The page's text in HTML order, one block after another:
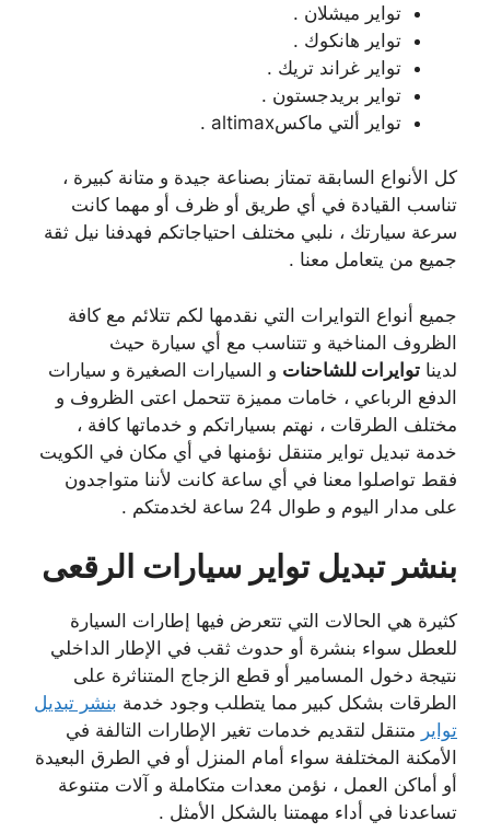
تواير ميشلان .
تواير هانكوك .
تواير غراند تريك .
تواير بريدجستون .
تواير ألتي ماكسaltimax .
كل الأنواع السابقة تمتاز بصناعة جيدة و متانة كبيرة ،
تناسب القيادة في أي طريق أو ظرف أو مهما كانت
سرعة سيارتك ، نلبي مختلف احتياجاتكم فهدفنا نيل ثقة
جميع من يتعامل معنا .
جميع أنواع التوايرات التي نقدمها لكم تتلائم مع كافة
الظروف المناخية و تتناسب مع أي سيارة حيث
لدينا توايرات للشاحنات و السيارات الصغيرة و سيارات
الدفع الرباعي ، خامات مميزة تتحمل اعتى الظروف و
مختلف الطرقات ، نهتم بسياراتكم و خدماتها كافة ،
خدمة تبديل تواير متنقل نؤمنها في أي مكان في الكويت
فقط تواصلوا معنا في أي ساعة كانت لأننا متواجدون
على مدار اليوم و طوال 24 ساعة لخدمتكم .
بنشر تبديل تواير سيارات الرقعى
كثيرة هي الحالات التي تتعرض فيها إطارات السيارة
للعطل سواء بنشرة أو حدوث ثقب في الإطار الداخلي
نتيجة دخول المسامير أو قطع الزجاج المتناثرة على
الطرقات بشكل كبير مما يتطلب وجود خدمة بنشر تبديل
تواير متنقل لتقديم خدمات تغير الإطارات التالفة في
الأمكنة المختلفة سواء أمام المنزل أو في الطرق البعيدة
أو أماكن العمل ، نؤمن معدات متكاملة و آلات متنوعة
تساعدنا في أداء مهمتنا بالشكل الأمثل .